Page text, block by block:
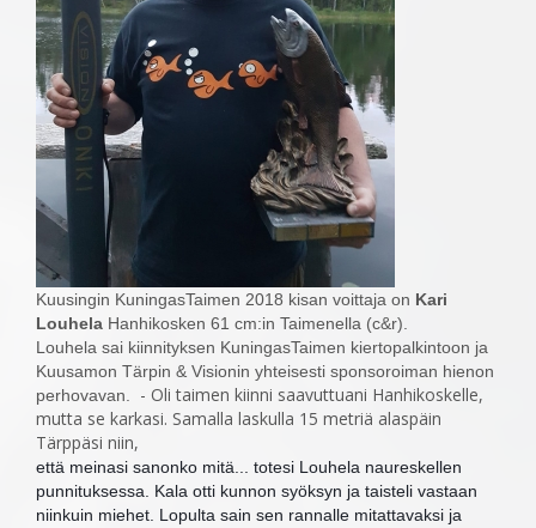
Kuusingin KuningasTaimen 2018 kisan voittaja on Kari
Louhela Hanhikosken 61 cm:in Taimenella (c&r).
Louhela sai kiinnityksen KuningasTaimen kiertopalkintoon ja
Kuusamon Tärpin & Visionin yhteisesti sponsoroiman hienon
perhovavan.
- Oli taimen kiinni saavuttuani Hanhikoskelle,
mutta se karkasi. Samalla laskulla 15 metriä alaspäin
Tärppäsi niin,
että meinasi sanonko mitä... totesi Louhela naureskellen
punnituksessa. Kala otti kunnon syöksyn ja taisteli vastaan
niinkuin miehet. Lopulta sain sen rannalle mitattavaksi ja